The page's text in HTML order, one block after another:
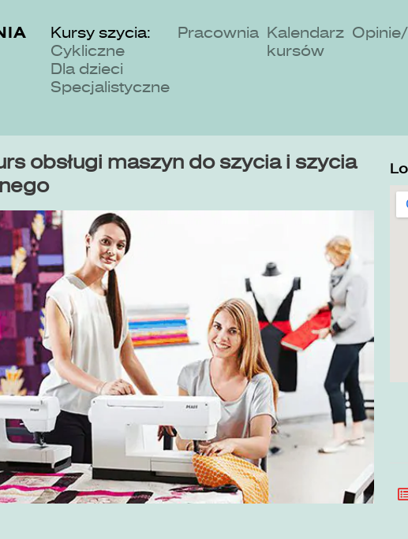
Kursy szycia:
Cykliczne
Dla dzieci
Specjalistyczne
Pracownia Kalendarz
kursów
obsługi maszyn do szycia i szycia